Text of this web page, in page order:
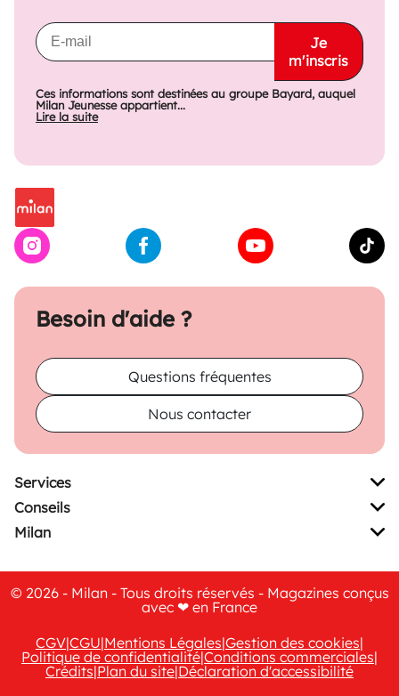
Besoin d'aide ?
Questions fréquentes
Nous contacter
Je
m'inscris
Ces informations sont destinées au groupe Bayard, auquel
Milan Jeunesse appartient...
Lire la suite
Services
Conseils
Milan
© 2026 - Milan - Tous droits réservés - Magazines conçus
avec ❤ en France
CGV|CGU|Mentions Légales|Gestion des cookies|
Politique de confidentialité|Conditions commerciales|
Crédits|Plan du site|Déclaration d'accessibilité